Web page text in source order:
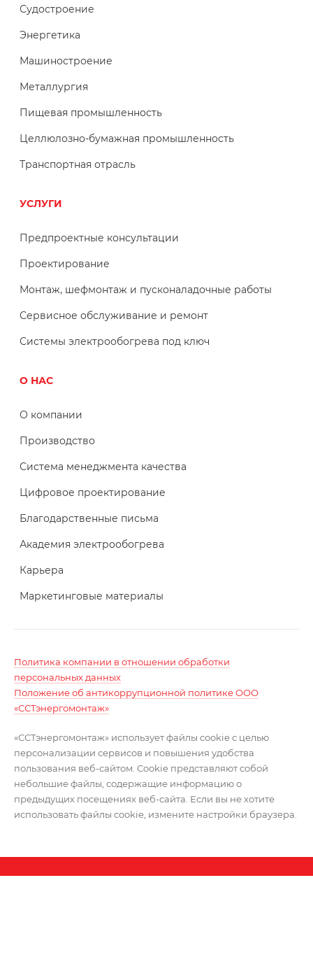
Судостроение
Энергетика
Машиностроение
Металлургия
Пищевая промышленность
Целлюлозно-бумажная промышленность
Транспортная отрасль
УСЛУГИ
Предпроектные консультации
Проектирование
Монтаж, шефмонтаж и пусконаладочные работы
Сервисное обслуживание и ремонт
Системы электрообогрева под ключ
О НАС
О компании
Производство
Система менеджмента качества
Цифровое проектирование
Благодарственные письма
Академия электрообогрева
Карьера
Маркетинговые материалы
Политика компании в отношении обработки
персональных данных
Положение об антикоррупционной политике ООО
«ССТэнергомонтаж»
«ССТэнергомонтаж» использует файлы cookie с целью
персонализации сервисов и повышения удобства
пользования веб-сайтом. Cookie представляют собой
небольшие файлы, содержащие информацию о
предыдущих посещениях веб-сайта. Если вы не хотите
использовать файлы cookie, измените настройки браузера.